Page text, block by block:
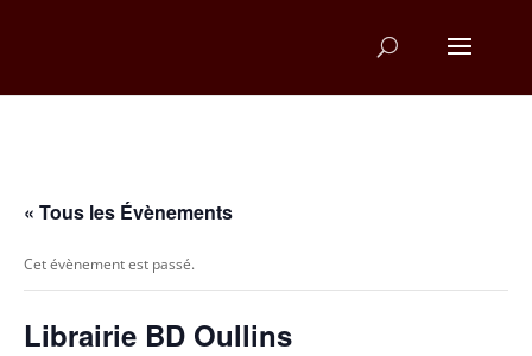
« Tous les Évènements
Cet évènement est passé.
Librairie BD Oullins